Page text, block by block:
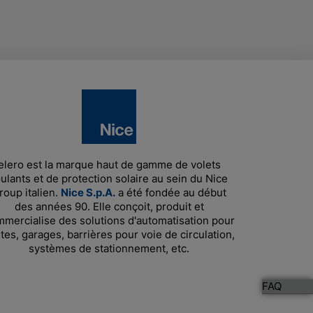
est la marque haut de gamme de volets
et de protection solaire au sein du Nice
italien. Nice S.p.A. a été fondée au début
des années 90. Elle conçoit, produit et
des solutions d'automatisation pour
garages, barrières pour voie de circulation,
systèmes de stationnement, etc.
FAQ